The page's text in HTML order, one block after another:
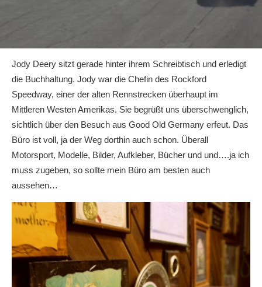
Jody Deery sitzt gerade hinter ihrem Schreibtisch und erledigt
die Buchhaltung. Jody war die Chefin des Rockford
Speedway, einer der alten Rennstrecken überhaupt im
Mittleren Westen Amerikas. Sie begrüßt uns überschwenglich,
sichtlich über den Besuch aus Good Old Germany erfeut. Das
Büro ist voll, ja der Weg dorthin auch schon. Überall
Motorsport, Modelle, Bilder, Aufkleber, Bücher und und….ja ich
muss zugeben, so sollte mein Büro am besten auch
aussehen…